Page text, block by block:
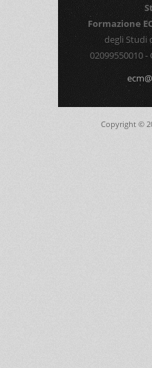
Formazione
degli Studi
02099550010 -
Copyright ©